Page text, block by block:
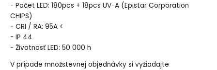
- Počet LED: 180pcs + 18pcs UV-A (Epistar Corporation
CHIPS)
- CRI / RA: 95A <
- IP 44
- Životnosť LED: 50 000 h
V prípade množstevnej objednávky si vyžiadajte